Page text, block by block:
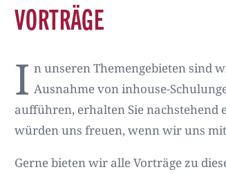
VORTRÄGE
I n unseren Themengebieten sind
Ausnahme von inhouse-
aufführen, erhalten Sie nachstehend
würden uns freuen, wenn wir uns
Gerne bieten wir alle Vorträge zu